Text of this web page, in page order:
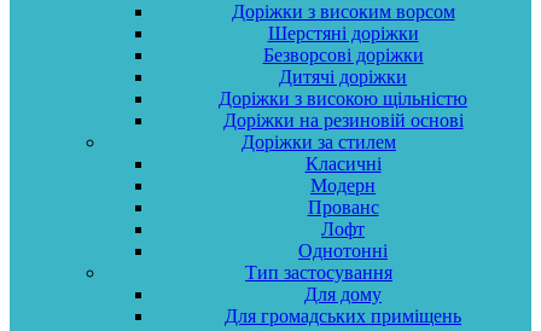
Доріжки з високим ворсом
Шерстяні доріжки
Безворсові доріжки
Дитячі доріжки
Доріжки з високою щільністю
Доріжки на резиновій основі
Доріжки за стилем
Класичні
Модерн
Прованс
Лофт
Однотонні
Тип застосування
Для дому
Для громадських приміщень